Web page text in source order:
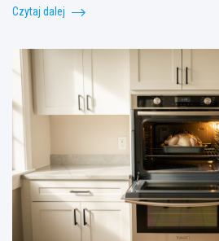
Czytaj dalej